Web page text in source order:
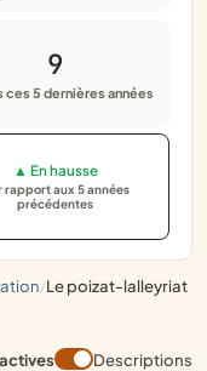
/ le poizat-lalleyriat
9
ces 5 dernières années
▲ En hausse
rapport aux 5 années
précédentes
Descriptions